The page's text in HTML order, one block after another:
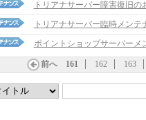
トリアナサーバー障害復旧の
トリアナサーバー臨時メンテ
ポイントショップサーバーメ
前へ 161 162 163